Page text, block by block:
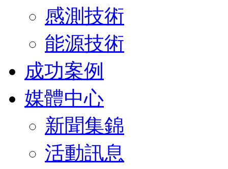
感測技術
能源技術
成功案例
媒體中心
新聞集錦
活動訊息